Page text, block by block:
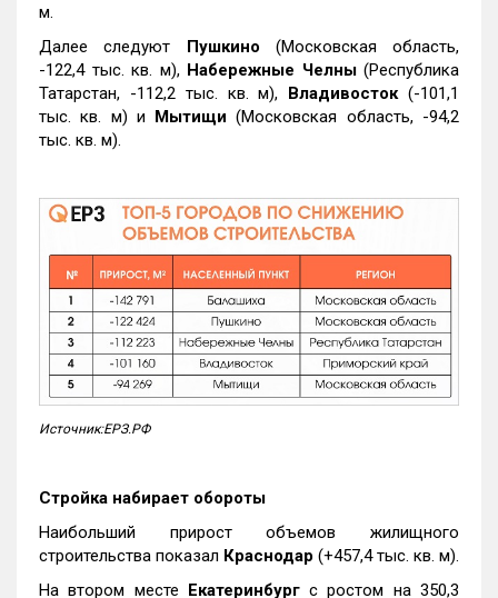
м.
Далее следуют Пушкино (Московская область,
-122,4 тыс. кв. м), Набережные Челны(Республика
Татарстан, -112,2 тыс. кв. м), Владивосток(-101,1
тыс. кв. м) и Мытищи (Московская область, -94,2
тыс. кв. м).
Источник:ЕРЗ.РФ
Стройка набирает обороты
Наибольший прирост объемов жилищного
строительства показал Краснодар (+457,4 тыс. кв. м).
На втором месте Екатеринбургс ростом на 350,3